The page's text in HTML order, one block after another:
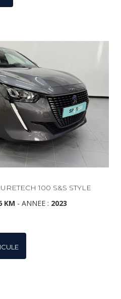
100 S&S STYLE
KM - ANNEE : 2023